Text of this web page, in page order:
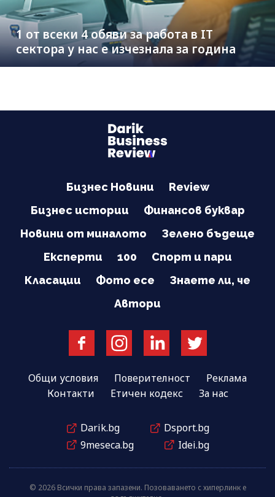
1 от всеки 4 обяви за работа в IT
сектора у нас е изчезнала за година
Бизнес Новини
Review
Бизнес истории
Финансов буквар
Новини от миналото
Зелено бъдеще
Експерти
100
Спорт и пари
Класации
Фото есе
Знаете ли, че
Автори
Общи условия Поверителност
Реклама
Контакти
Етичен кодекс За нас
Darik.bg
Dsport.bg
9meseca.bg
Idei.bg
© 2026 Всички права запазени. Позоваването с хиперлинк е